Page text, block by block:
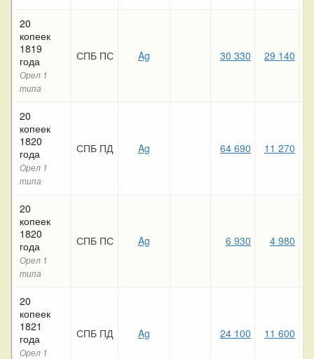
20
копеек
1819
года
Орел 1
типа
СПБ ПС Ag 30 330 29 140
20
копеек
1820
года
Орел 1
типа
СПБ ПД Ag 64 690 11 270
20
копеек
1820
года
Орел 1
типа
СПБ ПС Ag 6 930 4 980
20
копеек
1821
года
Орел 1
СПБ ПД Ag 24 100 11 600